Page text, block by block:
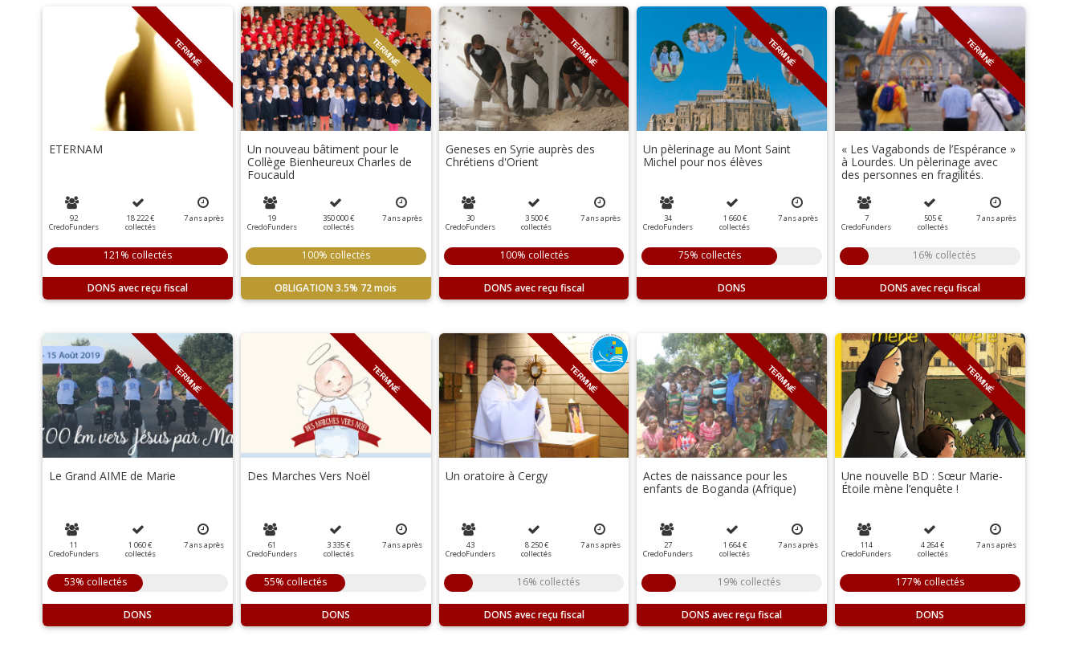
TERMINÉ
ETERNAM
92
CredoFunders
18 222 €
collectés
7ansaprès
121% collectés
DONS
TERMINÉ
Un nouveau bâtiment pour le
Collège Bienheureux Charles de
Foucauld
19
CredoFunders
350 000 €
collectés
7ansaprès
100% collectés
OBLIGATION 3.5% 72 mois
TERMINÉ
Geneses en Syrie auprès des
Chrétiens d'Orient
30
CredoFunders
3 500 €
collectés
7ansaprès
100% collectés
DONS
TERMINÉ
Un pèlerinage au Mont Saint
Michel pour nos élèves
34
CredoFunders
1 660 €
collectés
7ansaprès
75% collectés
DONS
TERMINÉ
« Les Vagabonds de l’Espérance »
à Lourdes. Un pèlerinage avec
des personnes en fragilités.
7
CredoFunders
505 €
collectés
7ansaprès
16% collectés
DONS
TERMINÉ
Le Grand AIME de Marie
11
CredoFunders
1 060 €
collectés
7ansaprès
53% collectés
DONS
TERMINÉ
Des Marches Vers Noël
61
CredoFunders
3 335 €
collectés
7ansaprès
55% collectés
DONS
TERMINÉ
Un oratoire à Cergy
43
CredoFunders
8 250 €
collectés
7ansaprès
16% collectés
DONS
TERMINÉ
Actes de naissance pour les
enfants de Boganda (Afrique)
27
CredoFunders
1 664 €
collectés
7ansaprès
19% collectés
DONS
TERMINÉ
Une nouvelle BD : Sœur Marie-
Étoile mène l’enquête !
114
CredoFunders
4 264 €
collectés
7ansaprès
177% collectés
DONS